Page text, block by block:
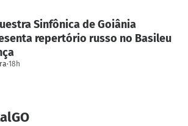
Sinfônica de Goiânia
repertório russo no Basileu
·18h